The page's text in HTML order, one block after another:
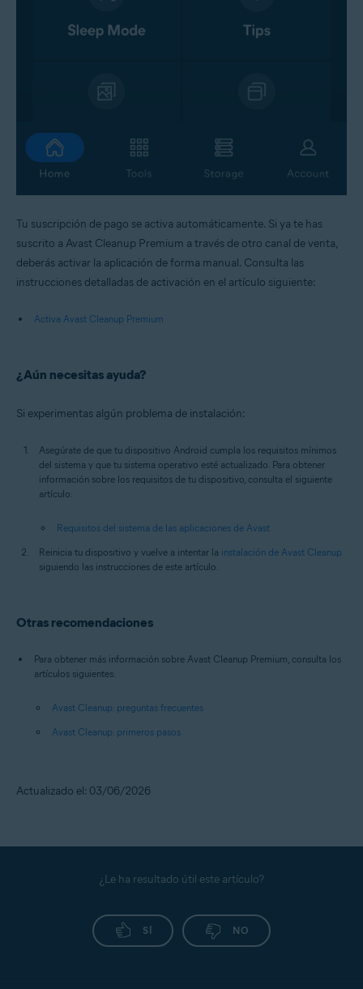
Tu suscripción de pago se activa automáticamente. Si ya te has
suscrito a Avast Cleanup Premium a través de otro canal de venta,
deberás activar la aplicación de forma manual. Consulta las
instrucciones detalladas de activación en el artículo siguiente:
Activa Avast Cleanup Premium
¿Aún necesitas ayuda?
Si experimentas algún problema de instalación:
Asegúrate de que tu dispositivo Android cumpla los requisitos mínimos
del sistema y que tu sistema operativo esté actualizado. Para obtener
información sobre los requisitos de tu dispositivo, consulta el siguiente
artículo:
Requisitos del sistema de las aplicaciones de Avast
Reinicia tu dispositivo y vuelve a intentar la instalación de Avast Cleanup
siguiendo las instrucciones de este artículo.
Otras recomendaciones
Para obtener más información sobre Avast Cleanup Premium, consulta los
artículos siguientes:
Avast Cleanup: preguntas frecuentes
Avast Cleanup: primeros pasos
Actualizado el: 03/06/2026
¿Le ha resultado útil este artículo?
SÍ NO